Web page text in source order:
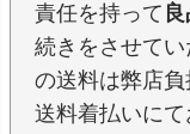
責任を持って
続きをさせて
の送料は弊店負
送料着払いにて